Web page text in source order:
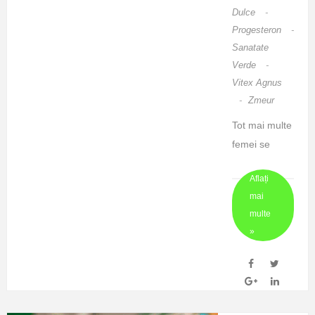
adevarata nu
inseamna
averi, masini,
vile, fu ...
Dulce
-
Progesteron
-
Sanatate
Verde
-
Vitex Agnus
- Zmeur
Tot mai multe
femei se
prezenta
chisturilor
ovariene,
niste
formatiuni
benigne care
Aflați
mai
multe
»